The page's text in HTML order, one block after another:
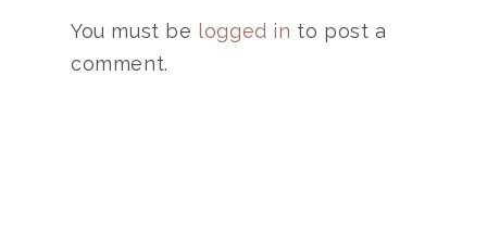
You must be logged in to post a
comment.